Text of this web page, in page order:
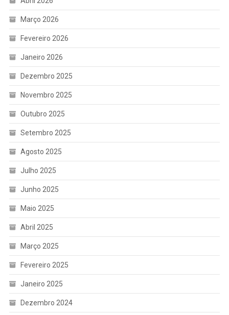
Março 2026
Fevereiro 2026
Janeiro 2026
Dezembro 2025
Novembro 2025
Outubro 2025
Setembro 2025
Agosto 2025
Julho 2025
Junho 2025
Maio 2025
Abril 2025
Março 2025
Fevereiro 2025
Janeiro 2025
Dezembro 2024